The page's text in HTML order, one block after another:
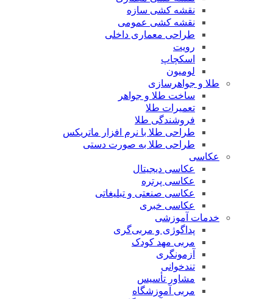
نقشه کشی سازه
نقشه کشی عمومی
طراحی معماری داخلی
رویت
اسکچاپ
لومیون
طلا و جواهرسازی
ساخت طلا و جواهر
تعمیرات طلا
فروشندگی طلا
طراحی طلا با نرم افزار ماتریکس
طراحی طلا به صورت دستی
عکاسی
عکاسی دیجیتال
عکاسی پرتره
عکاسی صنعتی و تبلیغاتی
عکاسی خبری
خدمات آموزشی
پداگوژی و مربی‌گری
مربی مهد کودک
آزمونگری
تندخوانی
مشاور تأسیس
مربی آموزشگاه